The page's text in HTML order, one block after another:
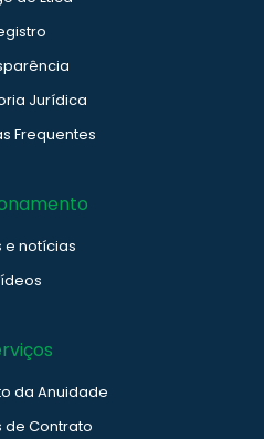
Jurídica
Frequentes
e notícias
da Anuidade
de Contrato